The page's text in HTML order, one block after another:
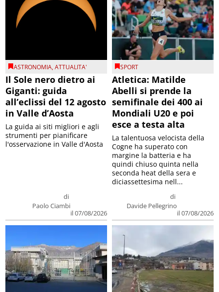
ASTRONOMIA,ATTUALITA'
Il Sole nero dietro ai
Giganti: guida
all’eclissi del 12 agosto
in Valle d’Aosta
di
Paolo Ciambi
il 07/08/2026
La guida ai siti migliori e agli
strumenti per pianificare
l'osservazione in Valle d'Aosta
SPORT
Atletica: Matilde
Abelli si prende la
semifinale dei 400 ai
Mondiali U20 e poi
esce a testa alta
di
Davide Pellegrino
il 07/08/2026
La talentuosa velocista della
Cogne ha superato con
margine la batteria e ha
quindi chiuso quinta nella
seconda heat della sera e
diciassettesima nell...